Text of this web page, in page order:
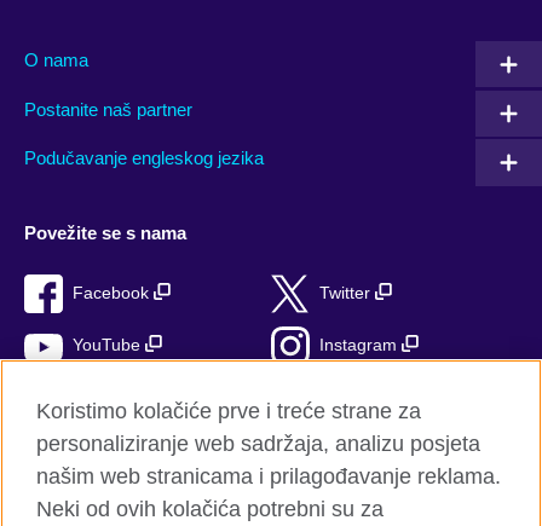
O nama
Postanite naš partner
Podučavanje engleskog jezika
Povežite se s nama
Facebook Twitter
YouTube Instagram
British Council Global
Koristimo kolačiće prve i treće strane za
personaliziranje web sadržaja, analizu posjeta
našim web stranicama i prilagođavanje reklama.
Neki od ovih kolačića potrebni su za